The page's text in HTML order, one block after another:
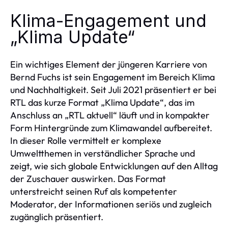
Klima-Engagement und
„Klima Update“
Ein wichtiges Element der jüngeren Karriere von
Bernd Fuchs ist sein Engagement im Bereich Klima
und Nachhaltigkeit. Seit Juli 2021 präsentiert er bei
RTL das kurze Format „Klima Update“, das im
Anschluss an „RTL aktuell“ läuft und in kompakter
Form Hintergründe zum Klimawandel aufbereitet.
In dieser Rolle vermittelt er komplexe
Umweltthemen in verständlicher Sprache und
zeigt, wie sich globale Entwicklungen auf den Alltag
der Zuschauer auswirken. Das Format
unterstreicht seinen Ruf als kompetenter
Moderator, der Informationen seriös und zugleich
zugänglich präsentiert.